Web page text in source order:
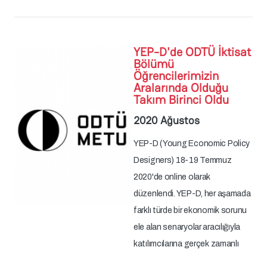
YEP-D'de ODTÜ İktisat
Bölümü
Öğrencilerimizin
Aralarında Olduğu
Takım Birinci Oldu
2020 Ağustos
YEP-D (Young Economic Policy
Designers) 18-19 Temmuz
2020'de online olarak
düzenlendi. YEP-D, her aşamada
farklı türde bir ekonomik sorunu
ele alan senaryolar aracılığıyla
katılımcılarına gerçek zamanlı